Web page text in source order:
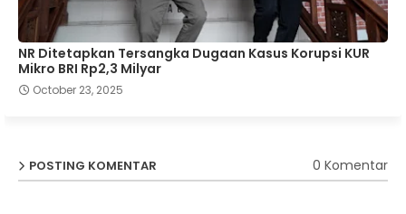
NR Ditetapkan Tersangka Dugaan Kasus Korupsi KUR
Mikro BRI Rp2,3 Milyar
October 23, 2025
POSTING KOMENTAR 0 Komentar